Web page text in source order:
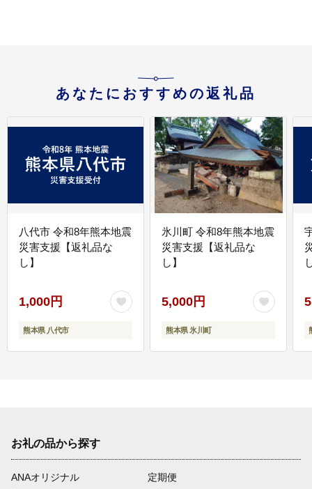
あなたにおすすめの返礼品
八代市 令和8年熊本地震
災害支援【返礼品な
し】
1,000円
熊本県 八代市
氷川町 令和8年熊本地震
災害支援【返礼品な
し】
5,000円
熊本県 氷川町
お礼の品から探す
ANAオリジナル
定期便